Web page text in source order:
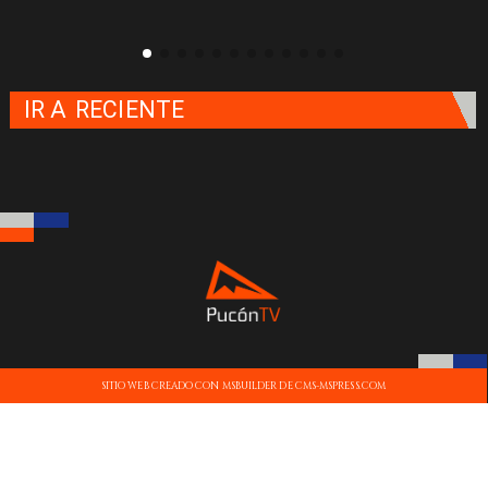
IR A RECIENTE
SITIO WEB CREADO CON MSBUILDER DE CMS-MSPRESS.COM